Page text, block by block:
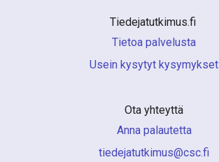
Tiedejatutkimus.fi
Tietoa palvelusta
Usein kysytyt kysymykset
Ota yhteyttä
Anna palautetta
if.csc@sumiktutajedeit